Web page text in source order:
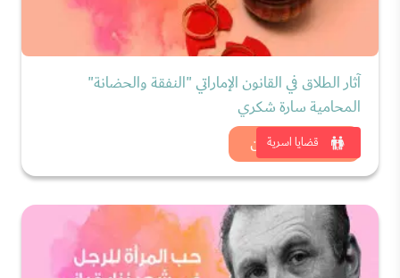
قضايا اسرية
آثار الطلاق في القانون الإماراتي "النفقة والحضانة"
المحامية سارة شكري
شاهد الان